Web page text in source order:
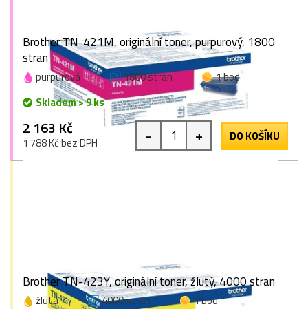
Brother TN-421M, originální toner, purpurový, 1800
stran
purpurová 1800 stran
1 bod
Skladem > 9 ks
2 163 Kč
1 788 Kč bez DPH - + DO KOŠÍKU
Brother TN-423Y, originální toner, žlutý, 4000 stran
žlutá 4000 stran
1 bod